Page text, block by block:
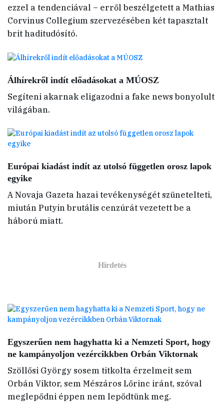
ezzel a tendenciával – erről beszélgetett a Mathias
Corvinus Collegium szervezésében két tapasztalt
brit haditudósító.
Álhírekről indít előadásokat a MÚOSZ
Segíteni akarnak eligazodni a fake news bonyolult
világában.
Európai kiadást indít az utolsó független orosz lapok
egyike
A Novaja Gazeta hazai tevékenységét szünetelteti,
miután Putyin brutális cenzúrát vezetett be a
háború miatt.
Egyszerűen nem hagyhatta ki a Nemzeti Sport, hogy
ne kampányoljon vezércikkben Orbán Viktornak
Szöllősi György sosem titkolta érzelmeit sem
Orbán Viktor, sem Mészáros Lőrinc iránt, szóval
meglepődni éppen nem lepődtünk meg.